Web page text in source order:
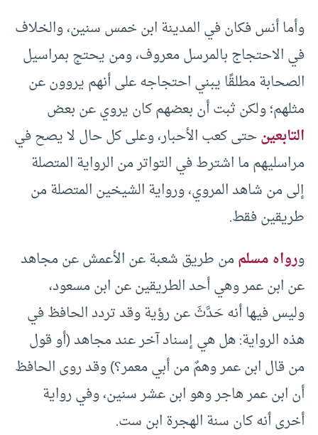
وأما أنس فكان في المدينة ابن خمس سنين، والخلاف
في الاحتجاج بالمرسل معروف، ومن يحتج بمراسيل
الصحابة مطلقًا يبني احتجاجه على أنهم يروون عن
مثلهم؛ ولكن ثبت أن بعضهم كان يروي عن بعض
التابعينحتى كعب الأحبار، وعلى كل حال لا يصح في
مراسليهم ما اشترط في التواتر من الرواية المتصلة
إلى من شاهد المروي، ورواية الشيخين المتصلة من
طريقين فقط.
ورواه مسلممن طريق شعبة عن الأعمش عن مجاهد
عن ابن عمر وهي أحد الطريقين عن ابن مسعود،
وليس فيها أنه حَدَّثَ عن رؤية وقد تردد الحافظ في
هذه الرواية: هل هي إسناد آخر عند مجاهد (أو قول
من قال ابن عمر وهمٌ من أبي معمر؟) وقد روى الحافظ
أن ابن عمر هاجر وهو ابن عشر سنين، وفي رواية
أخرى أنه كان سنة الهجرة ابن ست.